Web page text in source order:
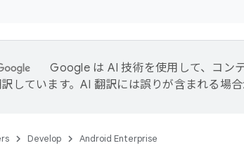
Google は AI 技術を使用して、コン
しています。AI 翻訳には誤りが含まれる場合
Develop Android Enterprise